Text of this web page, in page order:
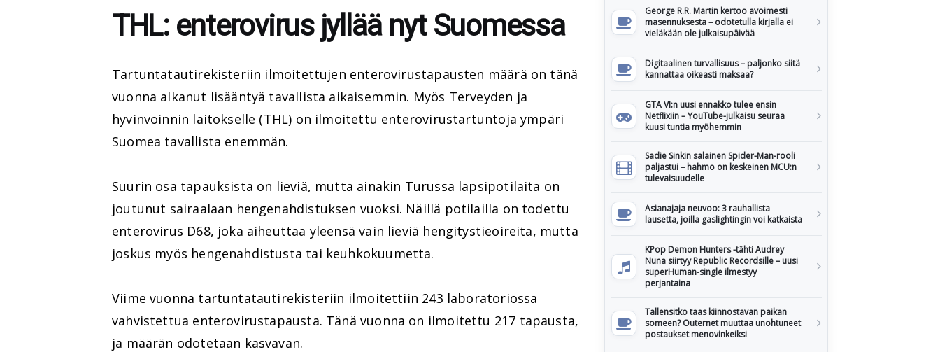
THL: enterovirus jyllää nyt Suomessa
Tartuntatautirekisteriin ilmoitettujen enterovirustapausten määrä on tänä
vuonna alkanut lisääntyä tavallista aikaisemmin. Myös Terveyden ja
hyvinvoinnin laitokselle (THL) on ilmoitettu enterovirustartuntoja ympäri
Suomea tavallista enemmän.
Suurin osa tapauksista on lieviä, mutta ainakin Turussa lapsipotilaita on
joutunut sairaalaan hengenahdistuksen vuoksi. Näillä potilailla on todettu
enterovirus D68, joka aiheuttaa yleensä vain lieviä hengitystieoireita, mutta
joskus myös hengenahdistusta tai keuhkokuumetta.
Viime vuonna tartuntatautirekisteriin ilmoitettiin 243 laboratoriossa
vahvistettua enterovirustapausta. Tänä vuonna on ilmoitettu 217 tapausta,
ja määrän odotetaan kasvavan.
George R.R. Martin kertoo avoimesti
masennuksesta – odotetulla kirjalla ei
vieläkään ole julkaisupäivää
Digitaalinen turvallisuus – paljonko siitä
kannattaa oikeasti maksaa?
GTA VI:n uusi ennakko tulee ensin
Netflixiin – YouTube-julkaisu seuraa
kuusi tuntia myöhemmin
Sadie Sinkin salainen Spider-Man-rooli
paljastui – hahmo on keskeinen MCU:n
tulevaisuudelle
Asianajaja neuvoo: 3 rauhallista
lausetta, joilla gaslightingin voi katkaista
KPop Demon Hunters -tähti Audrey
Nuna siirtyy Republic Recordsille – uusi
superHuman-single ilmestyy
perjantaina
Tallensitko taas kiinnostavan paikan
someen? Outernet muuttaa unohtuneet
postaukset menovinkeiksi